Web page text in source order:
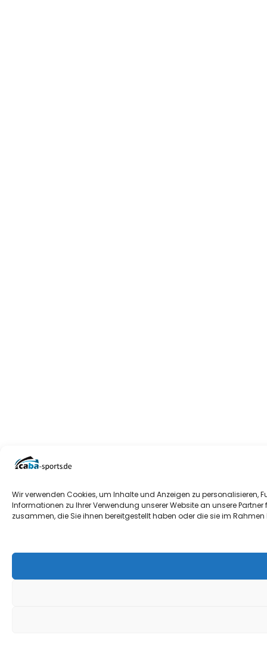
Wir verwenden Cookies, um Inhalte und Anzeigen zu
Informationen zu Ihrer Verwendung unserer Website an unsere
zusammen, die Sie ihnen bereitgestellt haben oder die sie im